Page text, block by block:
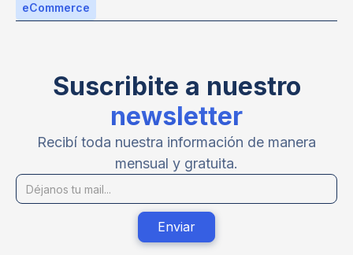
eCommerce
Suscribite a nuestro
newsletter
Recibí toda nuestra información de manera
mensual y gratuita.